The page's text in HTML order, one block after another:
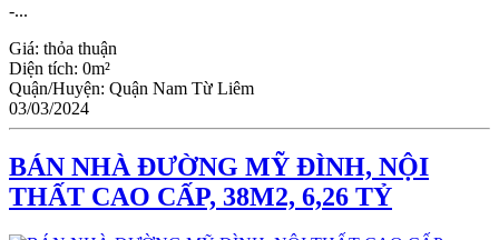
-...
Giá: thỏa thuận
Diện tích: 0m²
Quận/Huyện: Quận Nam Từ Liêm
03/03/2024
BÁN NHÀ ĐƯỜNG MỸ ĐÌNH, NỘI
THẤT CAO CẤP, 38M2, 6,26 TỶ